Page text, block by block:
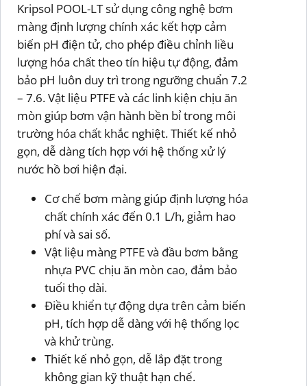
Kripsol POOL-LT sử dụng công nghệ bơm
màng định lượng chính xác kết hợp cảm
biến pH điện tử, cho phép điều chỉnh liều
lượng hóa chất theo tín hiệu tự động, đảm
bảo pH luôn duy trì trong ngưỡng chuẩn 7.2
– 7.6. Vật liệu PTFE và các linh kiện chịu ăn
mòn giúp bơm vận hành bền bỉ trong môi
trường hóa chất khắc nghiệt. Thiết kế nhỏ
gọn, dễ dàng tích hợp với hệ thống xử lý
nước hồ bơi hiện đại.
Cơ chế bơm màng giúp định lượng hóa
chất chính xác đến 0.1 L/h, giảm hao
phí và sai số.
Vật liệu màng PTFE và đầu bơm bằng
nhựa PVC chịu ăn mòn cao, đảm bảo
tuổi thọ dài.
Điều khiển tự động dựa trên cảm biến
pH, tích hợp dễ dàng với hệ thống lọc
và khử trùng.
Thiết kế nhỏ gọn, dễ lắp đặt trong
không gian kỹ thuật hạn chế.